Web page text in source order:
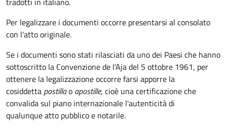
Per legalizzare i documenti occorre presentarsi al consolato
con l'atto originale.
Se i documenti sono stati rilasciati da uno dei Paesi che hanno
sottoscritto la Convenzione de l'Aja del 5 ottobre 1961, per
ottenere la legalizzazione occorre farsi apporre la
cosiddetta postillao apostille, cioè una certificazione che
convalida sul piano internazionale l'autenticità di
qualunque atto pubblico e notarile.